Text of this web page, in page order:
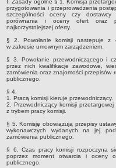
Raport o stanie
WŁADZE I STRUKTURA
Rada Miejska
Burmistrz
Urząd miejski
Jednostki organizacyjne
Rekrutacja pracowników
REGULAMINY
Regulamin Organizacyjny
Regulamin Pracy
I. Zasady ogólne § 1. Komisja
przygotowania i przeprowadzenia
szczególności oceny czy dostawcy
porównania i oceny ofert oraz
najkorzystniejszej oferty.
§ 2. Powołanie komisji następuje z
w zakresie umownym zarządzeniem.
§ 3. Powołanie przewodniczącego i
przez nich kwalifikacje zawodowe,
zamówienia oraz znajomości przepisów
publicznego.
§ 4.
1. Pracą komisji kieruje przewodniczący.
2. Przewodniczący komisji przetargowej
z trybem pracy komisji.
§ 5. Komisję obowiązują przepisy
wykonawczych wydanych na jej
zamówienia publicznego.
§ 6. Czas pracy komisji rozpoczyna
poprzez moment otwarcia i oceny
publicznego.